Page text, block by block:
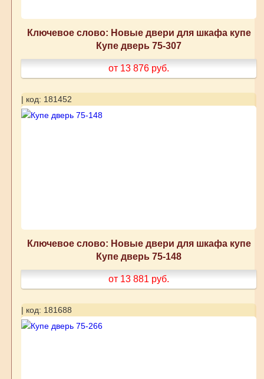
Ключевое слово: Новые двери для шкафа купе
Купе дверь 75-307
от 13 876 руб.
| код: 181452
Ключевое слово: Новые двери для шкафа купе
Купе дверь 75-148
от 13 881 руб.
| код: 181688